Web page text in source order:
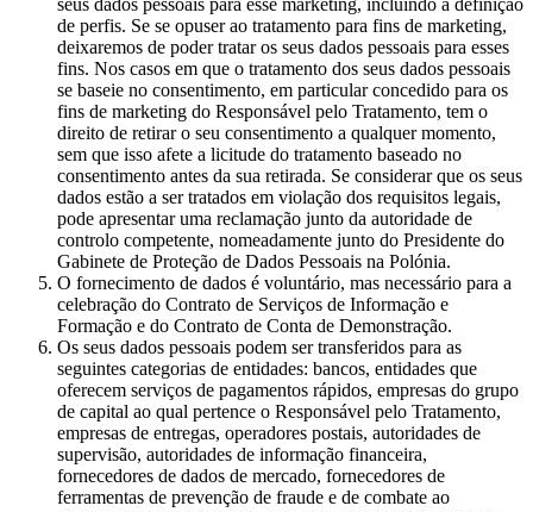
seus dados pessoais para esse marketing, incluindo a definição
de perfis. Se se opuser ao tratamento para fins de marketing,
deixaremos de poder tratar os seus dados pessoais para esses
fins. Nos casos em que o tratamento dos seus dados pessoais
se baseie no consentimento, em particular concedido para os
fins de marketing do Responsável pelo Tratamento, tem o
direito de retirar o seu consentimento a qualquer momento,
sem que isso afete a licitude do tratamento baseado no
consentimento antes da sua retirada. Se considerar que os seus
dados estão a ser tratados em violação dos requisitos legais,
pode apresentar uma reclamação junto da autoridade de
controlo competente, nomeadamente junto do Presidente do
Gabinete de Proteção de Dados Pessoais na Polónia.
O fornecimento de dados é voluntário, mas necessário para a
celebração do Contrato de Serviços de Informação e
Formação e do Contrato de Conta de Demonstração.
Os seus dados pessoais podem ser transferidos para as
seguintes categorias de entidades: bancos, entidades que
oferecem serviços de pagamentos rápidos, empresas do grupo
de capital ao qual pertence o Responsável pelo Tratamento,
empresas de entregas, operadores postais, autoridades de
supervisão, autoridades de informação financeira,
fornecedores de dados de mercado, fornecedores de
ferramentas de prevenção de fraude e de combate ao